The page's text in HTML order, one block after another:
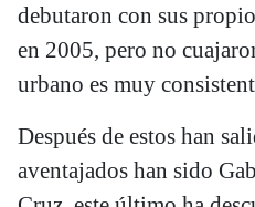
debutaron con sus
en 2005, pero no
urbano es muy
Después de estos han
aventajados han sido